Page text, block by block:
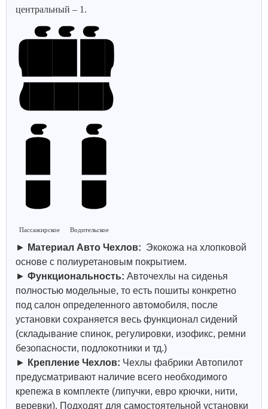
центральный – 1.
Пассажирское Водительское
► Материал Авто Чехлов: Экокожа на хлопковой
основе с полиуретановым покрытием.
► Функциональность: Авточехлы на сиденья
полностью модельные, то есть пошиты конкретно
под салон определенного автомобиля, после
установки сохраняется весь функционал сидений
(складывание спинок, регулировки, изофикс, ремни
безопасности, подлокотники и тд.)
► Крепление Чехлов: Чехлы фабрики Автопилот
предусматривают наличие всего необходимого
крепежа в комплекте (липучки, евро крючки, нити,
веревки). Подходят для самостоятельной установки